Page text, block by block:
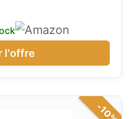
– vous pouvez ainsi
complet et sur
l'offre
-10%